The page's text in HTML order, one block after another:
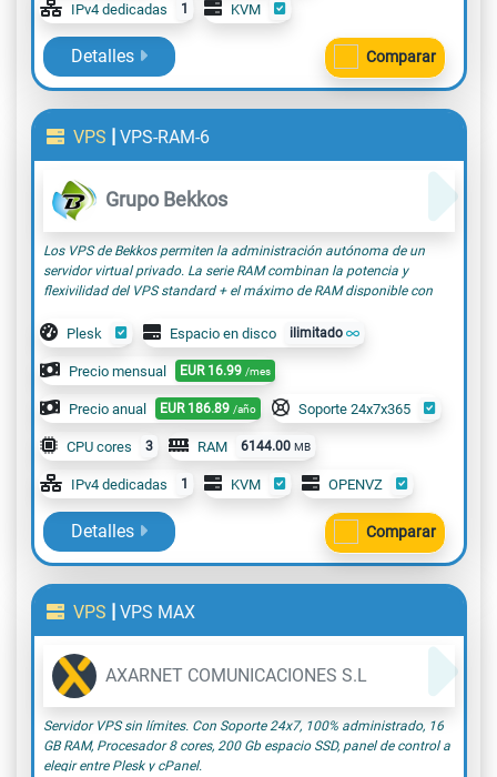
IPv4 dedicadas 1 KVM
Detalles Comparar
VPS | VPS-RAM-6
Grupo Bekkos
Los VPS de Bekkos permiten la administración autónoma de un
servidor virtual privado. La serie RAM combinan la potencia y
flexivilidad del VPS standard + el máximo de RAM disponible con
Plesk Espacio en disco ilimitado
Precio mensual EUR 16.99 /mes
Precio anual EUR 186.89 /año Soporte 24x7x365
CPU cores 3 RAM 6144.00 MB
IPv4 dedicadas 1 KVM OPENVZ
Detalles Comparar
VPS | VPS MAX
AXARNET COMUNICACIONES S.L
Servidor VPS sin límites. Con Soporte 24x7, 100% administrado, 16
GB RAM, Procesador 8 cores, 200 Gb espacio SSD, panel de control a
elegir entre Plesk y cPanel.